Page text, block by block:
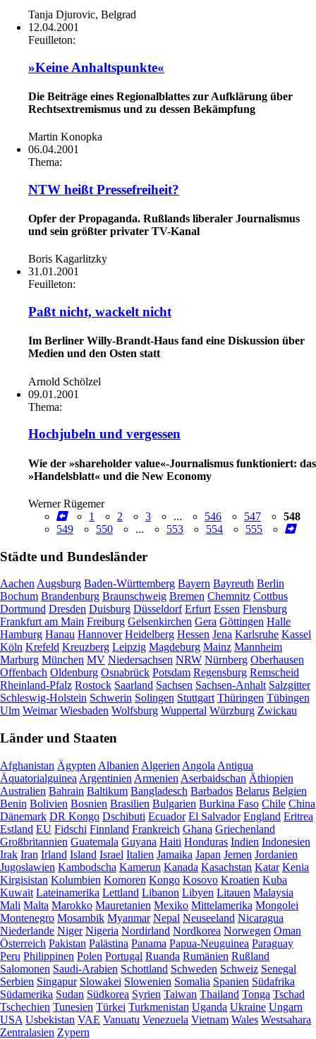
Tanja Djurovic, Belgrad
12.04.2001
Feuilleton:
»Keine Anhaltspunkte«
Die Beiträge eines Regionalblattes zur Aufklärung über
Rechtsextremismus und zu dessen Bekämpfung
Martin Konopka
06.04.2001
Thema:
NTW heißt Pressefreiheit?
Opfer der Propaganda. Rußlands liberaler Journalismus
und sein größter privater TV-Kanal
Boris Kagarlitzky
31.01.2001
Feuilleton:
Paßt nicht, wackelt nicht
Im Berliner Willy-Brandt-Haus fand eine Diskussion über
Medien und den Osten statt
Arnold Schölzel
09.01.2001
Thema:
Hochjubeln und vergessen
Wie der »shareholder value«-Journalismus funktioniert: das
»Handelsblatt« und die New Economy
Werner Rügemer
1
2 3 ... 546 547
548
549
550 ... 553 554 555
Städte und Bundesländer
Aachen Augsburg Baden-Württemberg Bayern Bayreuth Berlin
Bochum Brandenburg Braunschweig Bremen Chemnitz Cottbus
Dortmund Dresden Duisburg Düsseldorf Erfurt Essen Flensburg
Frankfurt am Main Freiburg Gelsenkirchen Gera Göttingen Halle
Hamburg Hanau Hannover Heidelberg Hessen Jena Karlsruhe Kassel
Köln Krefeld Kreuzberg Leipzig Magdeburg Mainz Mannheim
Marburg München MV Niedersachsen NRW Nürnberg Oberhausen
Offenbach Oldenburg Osnabrück Potsdam Regensburg Remscheid
Rheinland-Pfalz Rostock Saarland Sachsen Sachsen-Anhalt Salzgitter
Schleswig-Holstein Schwerin Solingen Stuttgart Thüringen Tübingen
Ulm Weimar Wiesbaden Wolfsburg Wuppertal Würzburg Zwickau
Länder und Staaten
Afghanistan Ägypten Albanien Algerien Angola Antigua
Äquatorialguinea Argentinien Armenien Aserbaidschan Äthiopien
Australien Bahrain Baltikum Bangladesch Barbados Belarus Belgien
Benin Bolivien Bosnien Brasilien Bulgarien Burkina Faso Chile China
Dänemark DR Kongo Dschibuti Ecuador El Salvador England Eritrea
Estland EU Fidschi Finnland Frankreich Ghana Griechenland
Großbritannien Guatemala Guyana Haiti Honduras Indien Indonesien
Irak Iran Irland Island Israel Italien Jamaika Japan Jemen Jordanien
Jugoslawien Kambodscha Kamerun Kanada Kasachstan Katar Kenia
Kirgisistan Kolumbien Komoren Kongo Kosovo Kroatien Kuba
Kuwait Lateinamerika Lettland Libanon Libyen Litauen Malaysia
Mali Malta Marokko Mauretanien Mexiko Mittelamerika Mongolei
Montenegro Mosambik Myanmar Nepal Neuseeland Nicaragua
Niederlande Niger Nigeria Nordirland Nordkorea Norwegen Oman
Österreich Pakistan Palästina Panama Papua-Neuguinea Paraguay
Peru Philippinen Polen Portugal Ruanda Rumänien Rußland
Salomonen Saudi-Arabien Schottland Schweden Schweiz Senegal
Serbien Singapur Slowakei Slowenien Somalia Spanien Südafrika
Südamerika Sudan Südkorea Syrien Taiwan Thailand Tonga Tschad
Tschechien Tunesien Türkei Turkmenistan Uganda Ukraine Ungarn
USA Usbekistan VAE Vanuatu Venezuela Vietnam Wales Westsahara
Zentralasien Zypern